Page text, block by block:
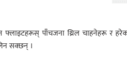
फ्लाइटहरूस् पाँचजना थ्रिल चाहनेहरू र
सक्छन् ।